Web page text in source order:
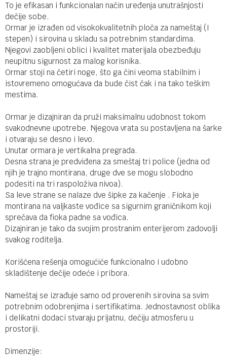
To je efikasan i funkcionalan način uređenja unutrašnjosti
dečije sobe.
Ormar je izrađen od visokokvalitetnih ploča za nameštaj (I
stepen) i sirovina u skladu sa potrebnim standardima.
Njegovi zaobljeni oblici i kvalitet materijala obezbeđuju
neupitnu sigurnost za malog korisnika.
Ormar stoji na četiri noge, što ga čini veoma stabilnim i
istovremeno omogućava da bude čist čak i na tako teškim
mestima.
Ormar je dizajniran da pruži maksimalnu udobnost tokom
svakodnevne upotrebe. Njegova vrata su postavljena na šarke
i otvaraju se desno i levo.
Unutar ormara je vertikalna pregrada.
Desna strana je predviđena za smeštaj tri police (jedna od
njih je trajno montirana, druge dve se mogu slobodno
podesiti na tri raspoloživa nivoa).
Sa leve strane se nalaze dve šipke za kačenje . Fioka je
montirana na valjkaste vođice sa sigurnim graničnikom koji
sprečava da fioka padne sa vođica.
Dizajniran je tako da svojim prostranim enterijerom zadovolji
svakog roditelja.
Korišćena rešenja omogućiće funkcionalno i udobno
skladištenje dečije odeće i pribora.
Nameštaj se izrađuje samo od proverenih sirovina sa svim
potrebnim odobrenjima i sertifikatima. Jednostavnost oblika
i delikatni dodaci stvaraju prijatnu, dečiju atmosferu u
prostoriji.
Dimenzije: